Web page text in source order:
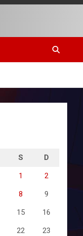
S D
1 2
8 9
15 16
22 23